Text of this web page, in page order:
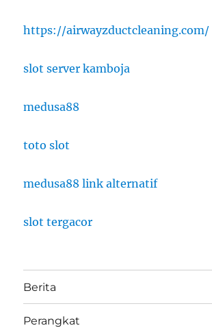
https://airwayzductcleaning.com/
slot server kamboja
medusa88
toto slot
medusa88 link alternatif
slot tergacor
Berita
Perangkat